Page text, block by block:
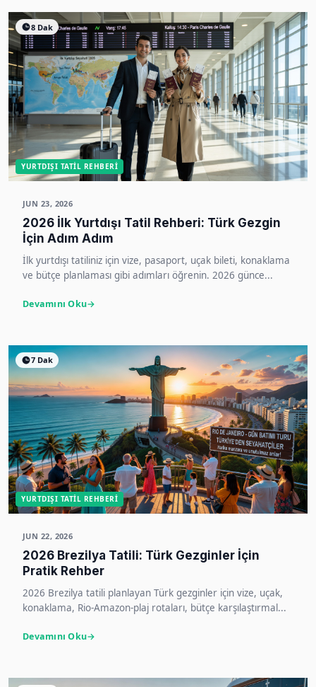
8 Dak
YURTDIŞI TATIL REHBERI
JUN 23, 2026
2026 İlk Yurtdışı Tatil Rehberi: Türk Gezgin
İçin Adım Adım
İlk yurtdışı tatiliniz için vize, pasaport, uçak bileti, konaklama
ve bütçe planlaması gibi adımları öğrenin. 2026 günce...
Devamını Oku
7 Dak
YURTDIŞI TATIL REHBERI
JUN 22, 2026
2026 Brezilya Tatili: Türk Gezginler İçin
Pratik Rehber
2026 Brezilya tatili planlayan Türk gezginler için vize, uçak,
konaklama, Rio-Amazon-plaj rotaları, bütçe karşılaştırmal...
Devamını Oku